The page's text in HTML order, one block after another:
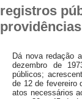
registros
providências
Dá nova redação
dezembro de
públicos;
de 12 de fevereiro
atos necessários